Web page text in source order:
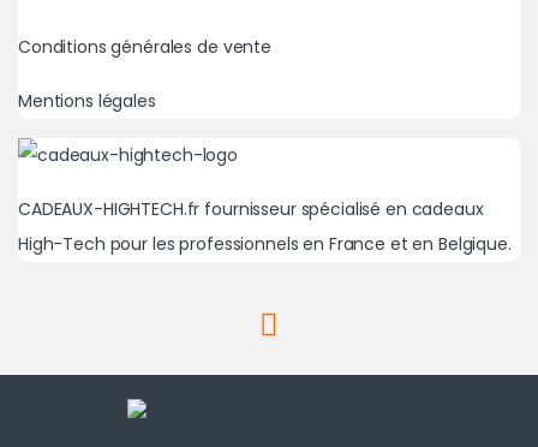
Conditions générales de vente
Mentions légales
CADEAUX-HIGHTECH.fr fournisseur spécialisé en cadeaux
High-Tech pour les professionnels en France et en Belgique.